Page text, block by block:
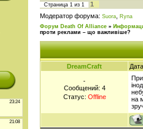
Страница 1 из 1
1
Модератор форума: Suora
Ryna
Форум Death Of Alliance »
проти реклами – що важливіше?
DreamCraft
-
Сообщений: 4
Статус: Offline
на